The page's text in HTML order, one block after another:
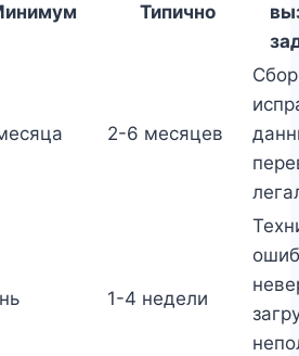
Типично
2-6 месяцев
1-4 недели